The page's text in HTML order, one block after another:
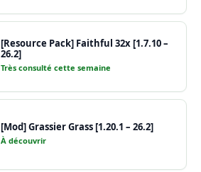
[Resource Pack] Faithful 32x [1.7.10 –
26.2]
Très consulté cette semaine
[Mod] Grassier Grass [1.20.1 – 26.2]
À découvrir